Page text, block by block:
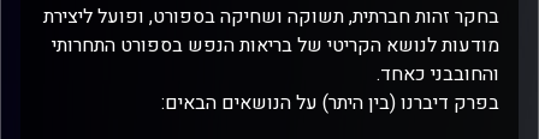
בחקר זהות חברתית, תשוקה ושחיקה בספורט, ופועל ליצירת
מודעות לנושא הקריטי של בריאות הנפש בספורט התחרותי
והחובבני כאחד.
בפרק דיברנו (בין היתר) על הנושאים הבאים: